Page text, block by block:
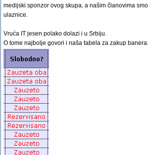
medijski sponzor ovog skupa, a našim članovima
ulaznice.
Vruća IT jesen polako dolazi i u Srbiju.
O tome najbolje govori i naša tabela za zakup banera: